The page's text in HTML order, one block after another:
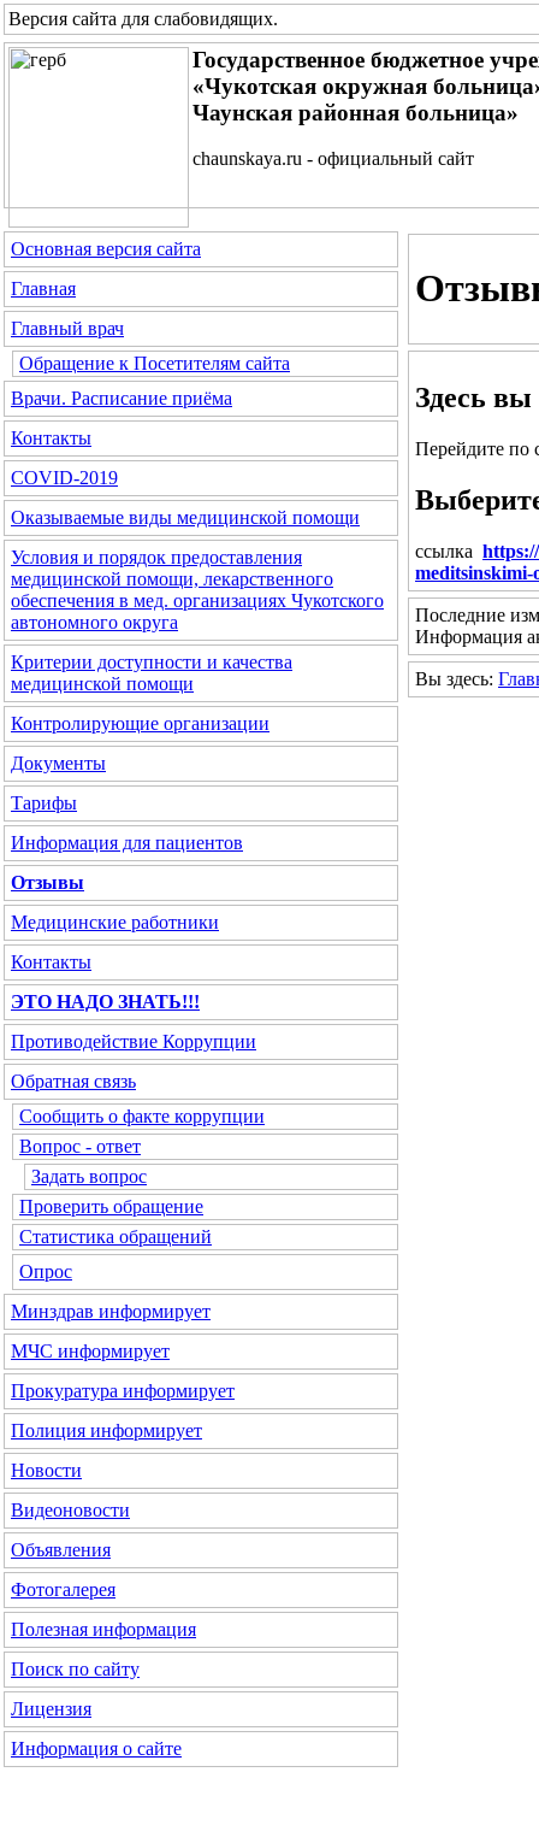
Версия сайта для слабовидящих.
Государственное бюджетное
«Чукотская окружная
Чаунская районная больница»
chaunskaya.ru - официальный сайт
Основная версия сайта
Главная
Главный врач
Обращение к Посетителям сайта
Врачи. Расписание приёма
Контакты
COVID-2019
Оказываемые виды медицинской помощи
Условия и порядок предоставления
медицинской помощи, лекарственного
обеспечения в мед. организациях Чукотского
автономного округа
Критерии доступности и качества
медицинской помощи
Контролирующие организации
Документы
Тарифы
Информация для пациентов
Отзывы
Медицинские работники
Контакты
ЭТО НАДО ЗНАТЬ!!!
Противодействие Коррупции
Обратная связь
Сообщить о факте коррупции
Вопрос - ответ
Задать вопрос
Проверить обращение
Статистика обращений
Опрос
Минздрав информирует
МЧС информирует
Прокуратура информирует
Полиция информирует
Новости
Видеоновости
Объявления
Фотогалерея
Полезная информация
Поиск по сайту
Лицензия
Информация о сайте
Здесь
Перейдите по
ссылка
meditsinskimi-
Последние
Информация
Вы здесь: